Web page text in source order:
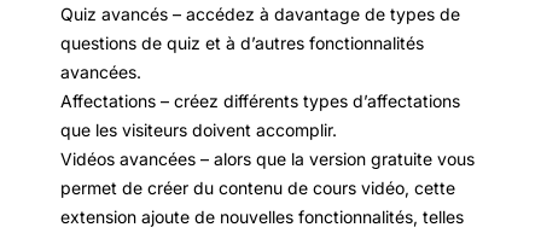
Quiz avancés – accédez à davantage de types de
questions de quiz et à d’autres fonctionnalités
avancées.
Affectations – créez différents types d’affectations
que les visiteurs doivent accomplir.
Vidéos avancées – alors que la version gratuite vous
permet de créer du contenu de cours vidéo, cette
extension ajoute de nouvelles fonctionnalités, telles